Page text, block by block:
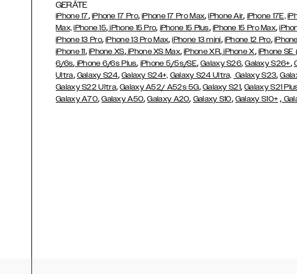
GERÄTE
iPhone 17, iPhone 17 Pro,iPhone 17 Pro Max,iPhone Air, iPhone 17E,
Max, iPhone 15, iPhone 15 Pro, iPhone 15 Plus, iPhone 15 Pro Max,
iPhone 13 Pro,iPhone 13 Pro Max,iPhone 13 mini, iPhone 12 Pro,
iPhone 11, iPhone XS,iPhone XS Max,iPhone XR,iPhone X, iPhone
6/6s, iPhone 6/6s Plus, iPhone 5/5s/SE,Galaxy S26,Galaxy S26+,
Ultra, Galaxy S24, Galaxy S24+, Galaxy S24 Ultra, Galaxy S23,
Galaxy S22 Ultra,Galaxy A52/ A52s 5G, Galaxy S21,Galaxy S21
Galaxy A70,Galaxy A50,Galaxy A20, Galaxy S10, Galaxy S10+ ,